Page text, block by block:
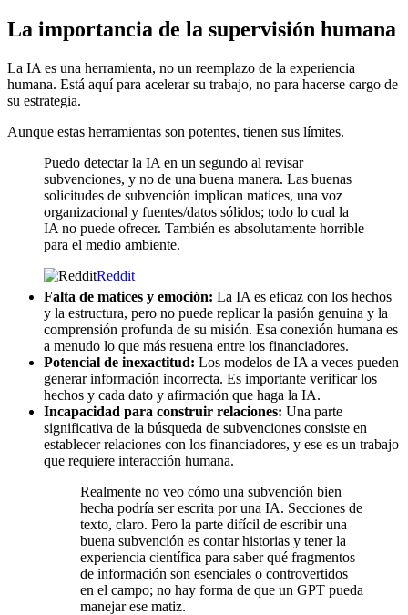
La importancia de la supervisión humana
La IA es una herramienta, no un reemplazo de la experiencia
humana. Está aquí para acelerar su trabajo, no para hacerse cargo de
su estrategia.
Aunque estas herramientas son potentes, tienen sus límites.
Puedo detectar la IA en un segundo al revisar
subvenciones, y no de una buena manera. Las buenas
solicitudes de subvención implican matices, una voz
organizacional y fuentes/datos sólidos; todo lo cual la
IA no puede ofrecer. También es absolutamente horrible
para el medio ambiente.
Reddit
Falta de matices y emoción: La IA es eficaz con los hechos
y la estructura, pero no puede replicar la pasión genuina y la
comprensión profunda de su misión. Esa conexión humana es
a menudo lo que más resuena entre los financiadores.
Potencial de inexactitud: Los modelos de IA a veces pueden
generar información incorrecta. Es importante verificar los
hechos y cada dato y afirmación que haga la IA.
Incapacidad para construir relaciones: Una parte
significativa de la búsqueda de subvenciones consiste en
establecer relaciones con los financiadores, y ese es un trabajo
que requiere interacción humana.
Realmente no veo cómo una subvención bien
hecha podría ser escrita por una IA. Secciones de
texto, claro. Pero la parte difícil de escribir una
buena subvención es contar historias y tener la
experiencia científica para saber qué fragmentos
de información son esenciales o controvertidos
en el campo; no hay forma de que un GPT pueda
manejar ese matiz.